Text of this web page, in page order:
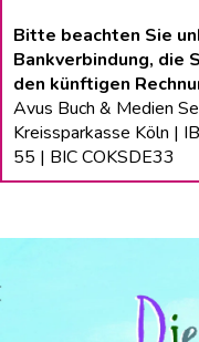
Bitte beachten Sie
Bankverbindung, die
den künftigen
Avus Buch & Medien
Kreissparkasse Köln |
55 | BIC COKSDE33